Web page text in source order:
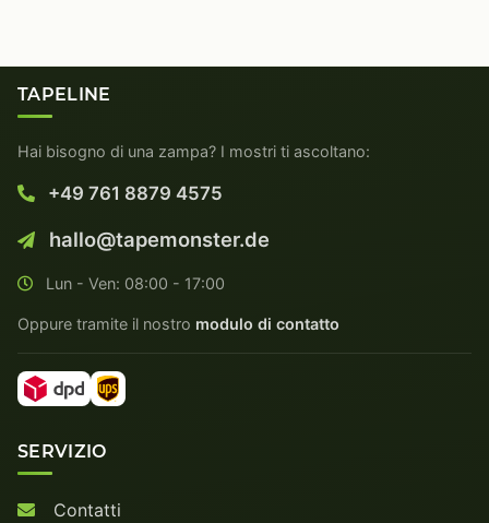
TAPELINE
Hai bisogno di una zampa? I mostri ti ascoltano:
+49 761 8879 4575
hallo@tapemonster.de
Lun - Ven: 08:00 - 17:00
Oppure tramite il nostro modulo di contatto
SERVIZIO
Contatti